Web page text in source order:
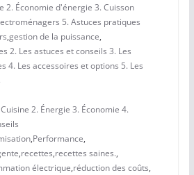
2. Économie d'énergie 3. Cuisson
5. Astuces pratiques
,gestion de la puissance,
2. Les astuces et conseils 3. Les
4. Les accessoires et options 5. Les
2. Énergie 3. Économie 4.
,Performance,
,recettes,recettes saines.,
électrique,réduction des coûts,